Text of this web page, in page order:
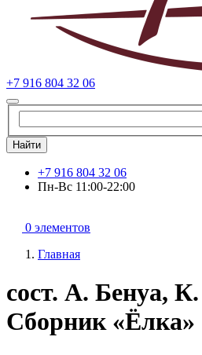
+7 916 804 32 06
Найти
+7 916 804 32 06
Пн-Вс 11:00-22:00
0 элементов
Главная
сост. А. Бенуа,
Сборник «Ёлка»